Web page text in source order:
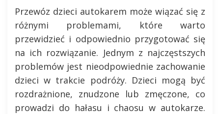
Przewóz dzieci autokarem może wiązać się z
różnymi problemami, które warto
przewidzieć i odpowiednio przygotować się
na ich rozwiązanie. Jednym z najczęstszych
problemów jest nieodpowiednie zachowanie
dzieci w trakcie podróży. Dzieci mogą być
rozdrażnione, znudzone lub zmęczone, co
prowadzi do hałasu i chaosu w autokarze.